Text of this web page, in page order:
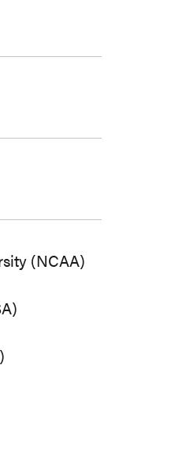
(NCAA)